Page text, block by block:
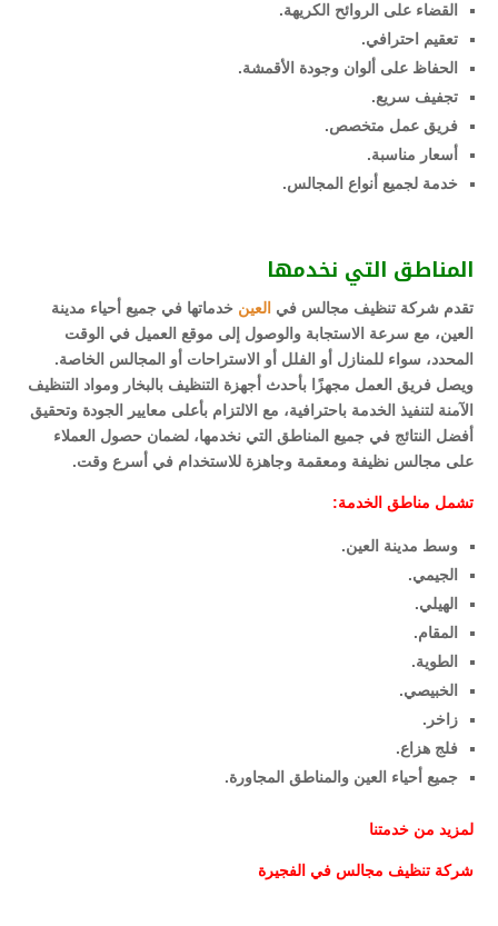
القضاء على الروائح الكريهة.
تعقيم احترافي.
الحفاظ على ألوان وجودة الأقمشة.
تجفيف سريع.
فريق عمل متخصص.
أسعار مناسبة.
خدمة لجميع أنواع المجالس.
المناطق التي نخدمها
تقدم شركة تنظيف مجالس في العين خدماتها في جميع أحياء مدينة
العين، مع سرعة الاستجابة والوصول إلى موقع العميل في الوقت
المحدد، سواء للمنازل أو الفلل أو الاستراحات أو المجالس الخاصة.
ويصل فريق العمل مجهزًا بأحدث أجهزة التنظيف بالبخار ومواد التنظيف
الآمنة لتنفيذ الخدمة باحترافية، مع الالتزام بأعلى معايير الجودة وتحقيق
أفضل النتائج في جميع المناطق التي نخدمها، لضمان حصول العملاء
على مجالس نظيفة ومعقمة وجاهزة للاستخدام في أسرع وقت.
تشمل مناطق الخدمة:
وسط مدينة العين.
الجيمي.
الهيلي.
المقام.
الطوية.
الخبيصي.
زاخر.
فلج هزاع.
جميع أحياء العين والمناطق المجاورة.
لمزيد من خدمتنا
شركة تنظيف مجالس في الفجيرة